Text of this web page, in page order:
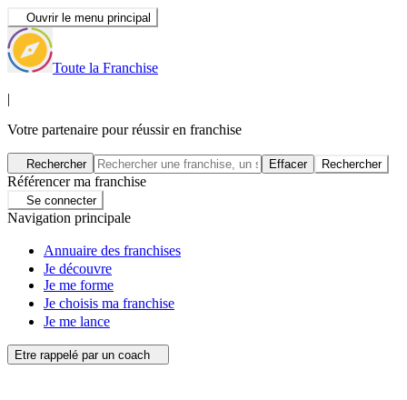
Ouvrir le menu principal
Toute la Franchise
|
Votre partenaire pour réussir en franchise
Rechercher Effacer Rechercher
Référencer ma franchise
Se connecter
Navigation principale
Annuaire des franchises
Je découvre
Je me forme
Je choisis ma franchise
Je me lance
Etre rappelé par un coach